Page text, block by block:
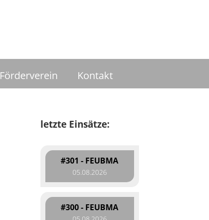
Förderverein Kontakt
letzte Einsätze:
#301 - FEUBMA
05.08.2026
#300 - FEUBMA